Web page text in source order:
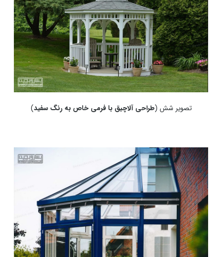
تصویر شش ( طراحی آلاچیق با فرمی خاص به رنگ سفید)